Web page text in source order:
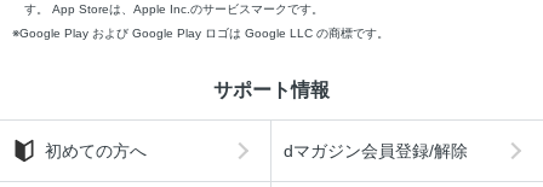
す。 App Storeは、Apple Inc.のサービスマークです。
Google Play および Google Play ロゴは Google LLC の商標です。
サポート情報
初めての方へ dマガジン会員登録/解除